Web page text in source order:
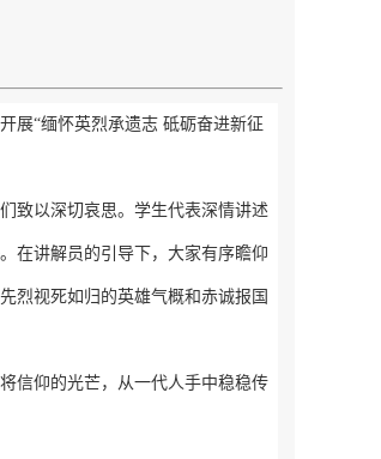
展“缅怀英烈承遗志 砥砺奋进新征
致以深切哀思。学生代表深情讲述
在讲解员的引导下，大家有序瞻仰
烈视死如归的英雄气概和赤诚报国
信仰的光芒，从一代人手中稳稳传